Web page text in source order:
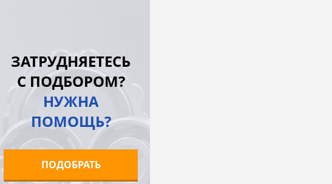
Купить в 1 клик
В избранное
Под заказ
ЗАТРУДНЯЕТЕСЬ
С ПОДБОРОМ?
НУЖНА
ПОМОЩЬ?
ПОДОБРАТЬ